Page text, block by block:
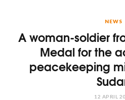
NEWS
A woman-soldier
Medal for the
peacekeeping
12 APRIL